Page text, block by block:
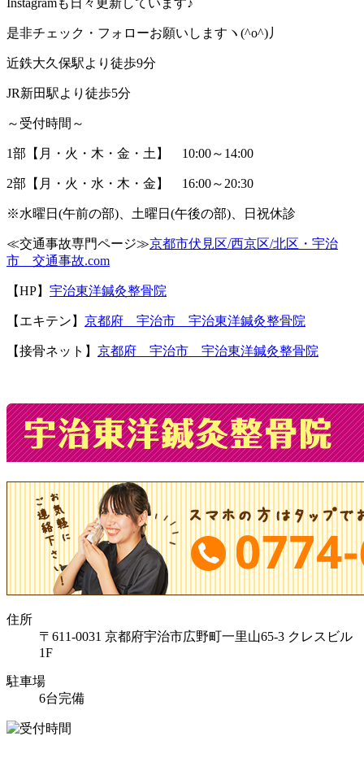
Instagramも日々更新しています♪
是非チェック・フォローお願いしますヽ(^o^)丿
近鉄大久保駅より徒歩9分
JR新田駅より徒歩5分
～受付時間～
1部【月・火・木・金・土】 10:00～14:00
2部【月・火・水・木・金】 16:00～20:30
※水曜日(午前の部)、土曜日(午後の部)、日祝休診
≪交通事故専門ページ≫京都市伏見区/西京区/北区・宇治
市 交通事故.com
【HP】 宇治東洋鍼灸整骨院
【エキテン】 京都府 宇治市 宇治東洋鍼灸整骨院
【接骨ネット】 京都府 宇治市 宇治東洋鍼灸整骨院
住所
〒611-0031 京都府宇治市広野町一里山65-3 クレスビル
1F
駐車場
6台完備